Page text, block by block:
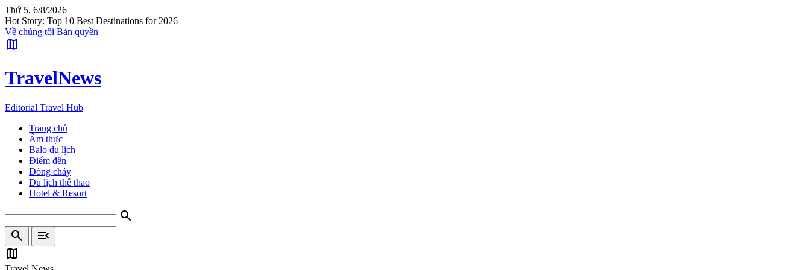
Thứ 5, 6/8/2026
Hot Story: Top 10 Best Destinations for 2026
Về chúng tôi Bản quyền
map
TravelNews
Editorial Travel Hub
Trang chủ
Ẩm thực
Balo du lịch
Điểm đến
Dòng chảy
Du lịch thể thao
Hotel & Resort
search
search
menu_open
map